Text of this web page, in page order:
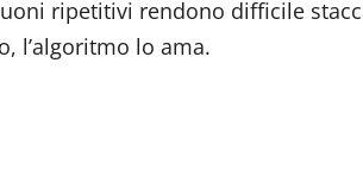
ripetitivi rendono difficile
l’algoritmo lo ama.